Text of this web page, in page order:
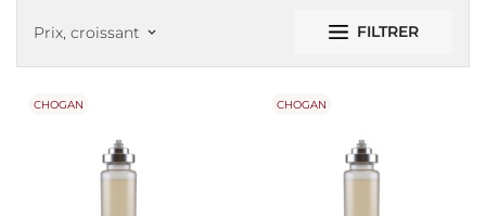
Prix, croissant keyboard_arrow_down FILTRER
CHOGAN CHOGAN